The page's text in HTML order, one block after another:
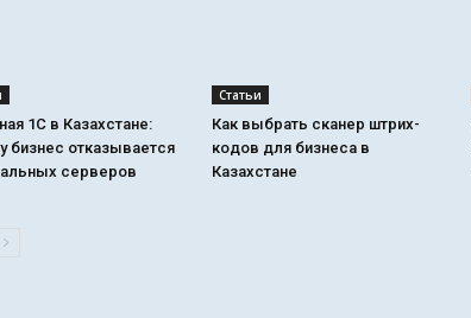
1С в Казахстане:
бизнес отказывается
серверов
Статьи
Как выбрать сканер штрих-
кодов для бизнеса в
Казахстане